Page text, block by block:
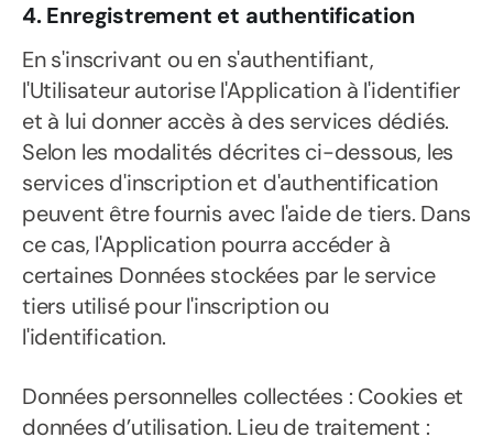
4. Enregistrement et authentification
En s'inscrivant ou en s'authentifiant,
l'Utilisateur autorise l'Application à l'identifier
et à lui donner accès à des services dédiés.
Selon les modalités décrites ci-dessous, les
services d'inscription et d'authentification
peuvent être fournis avec l'aide de tiers. Dans
ce cas, l'Application pourra accéder à
certaines Données stockées par le service
tiers utilisé pour l'inscription ou
l'identification.
Données personnelles collectées : Cookies et
données d’utilisation. Lieu de traitement :